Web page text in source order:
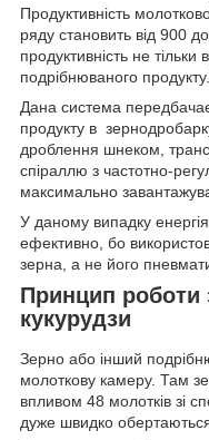
Продуктивність
ряду становить від 900
продуктивність не
подрібнюваного продукту.
Дана система
продукту в
дроблення шнеком,
спіраллю з частотно-
максимально
У даному випадку
ефективно, бо
зерна, а не його
Принцип роботи
кукурудзи
Зерно або інший
молоткову камеру. Там
впливом 48 молотків зі
дуже швидко